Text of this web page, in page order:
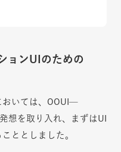
ョンUIのための
おいては、OOUI—
想を取り入れ、まずはUI
ととしました。